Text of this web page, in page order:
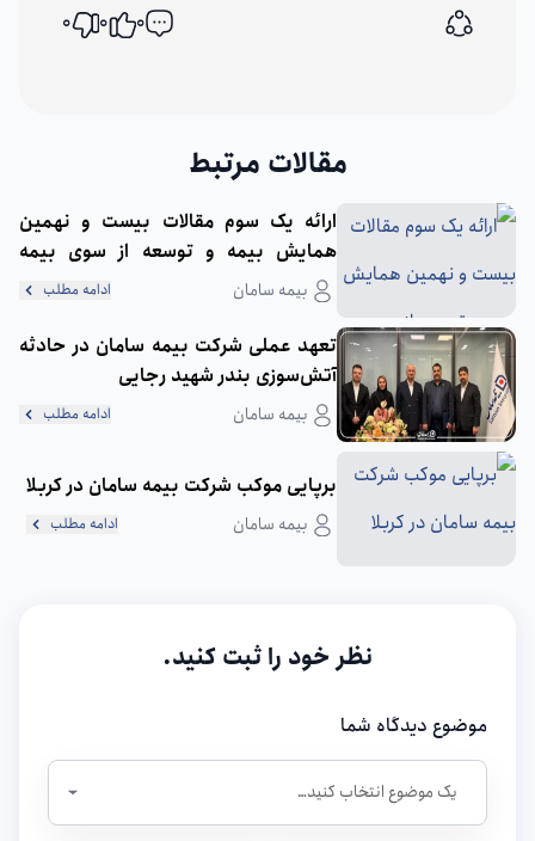
اشتراک گذاری
0
0
0
مقالات مرتبط
ارائه یک سوم مقالات بیست و نهمین
همایش بیمه و توسعه از سوی بیمه
سامانبیمه سامان ادامه مطلب
تعهد عملی شرکت بیمه سامان در حادثه
آتش‌سوزی بندر شهید رجایی
بیمه سامان ادامه مطلب
برپایی موکب شرکت بیمه سامان در کربلا
بیمه سامان ادامه مطلب
نظر خود را ثبت کنید.
موضوع دیدگاه شما